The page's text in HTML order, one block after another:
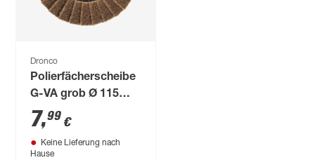
Dronco
Polierfächerscheibe
G-VA grob Ø 115
mm
7,99 €
Keine Lieferung nach
Hause